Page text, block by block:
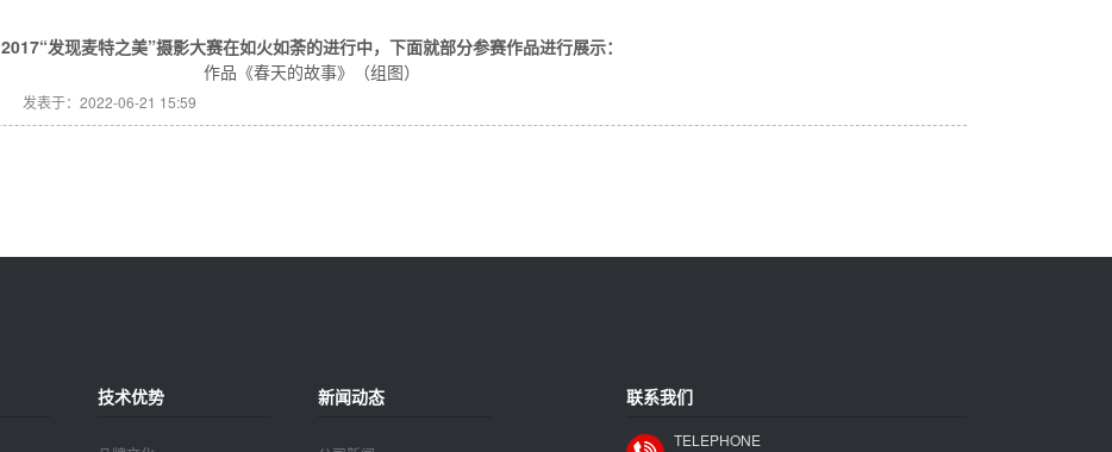
2017“发现麦特之美”摄影大赛在如火如荼的进行中，下面就部分参赛作品进行展示：
作品《春天的故事》（组图）
发表于：2022-06-21 15:59
技术优势 新闻动态 联系我们
TELEPHONE